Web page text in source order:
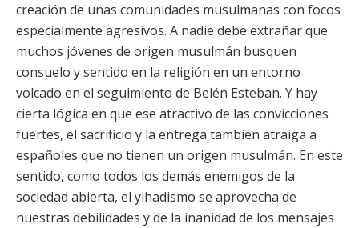
creación de unas comunidades musulmanas con focos
especialmente agresivos. A nadie debe extrañar que
muchos jóvenes de origen musulmán busquen
consuelo y sentido en la religión en un entorno
volcado en el seguimiento de Belén Esteban. Y hay
cierta lógica en que ese atractivo de las convicciones
fuertes, el sacrificio y la entrega también atraiga a
españoles que no tienen un origen musulmán. En este
sentido, como todos los demás enemigos de la
sociedad abierta, el yihadismo se aprovecha de
nuestras debilidades y de la inanidad de los mensajes